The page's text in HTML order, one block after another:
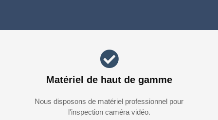
Matériel de haut de gamme
Nous disposons de matériel professionnel pour
l'inspection caméra vidéo.